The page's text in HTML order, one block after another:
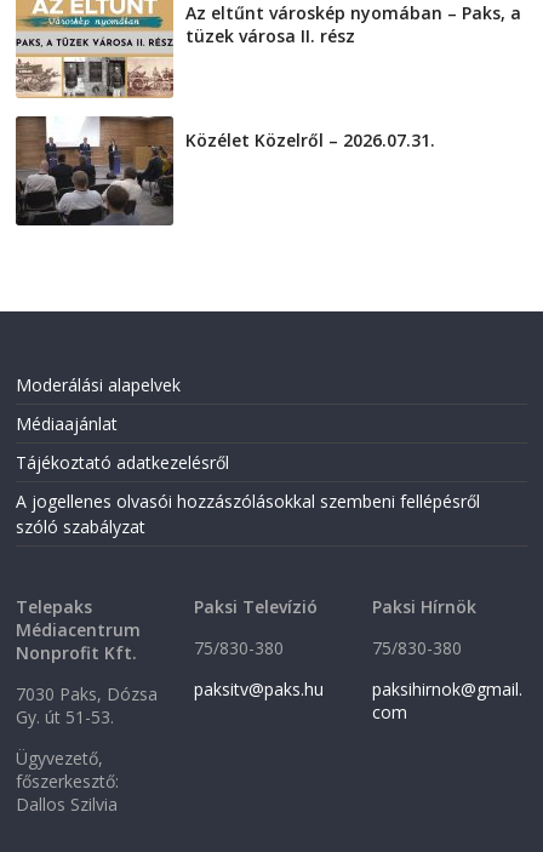
Az eltűnt városkép nyomában – Paks, a
tüzek városa II. rész
Közélet Közelről – 2026.07.31.
Moderálási alapelvek
Médiaajánlat
Tájékoztató adatkezelésről
A jogellenes olvasói hozzászólásokkal szembeni fellépésről
szóló szabályzat
Telepaks
Médiacentrum
Nonprofit Kft.
7030 Paks, Dózsa
Gy. út 51-53.
Ügyvezető,
főszerkesztő:
Dallos Szilvia
Paksi Televízió
75/830-380
paksitv@paks.hu
Paksi Hírnök
75/830-380
paksihirnok@gmail.
com